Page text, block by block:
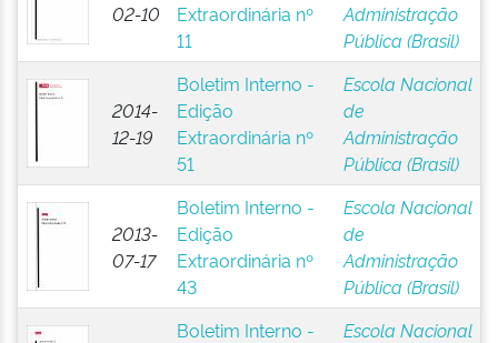
02-10
Extraordinária nº
11
Administração
Pública (Brasil)
2014-
12-19
Boletim Interno -
Edição
Extraordinária nº
51
Escola Nacional
de
Administração
Pública (Brasil)
2013-
07-17
Boletim Interno -
Edição
Extraordinária nº
43
Escola Nacional
de
Administração
Pública (Brasil)
Boletim Interno -
Escola Nacional